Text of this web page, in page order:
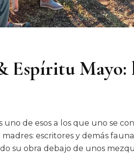
Espíritu Mayo:
de esos a los que uno se
escritores y demás
su obra debajo de unos